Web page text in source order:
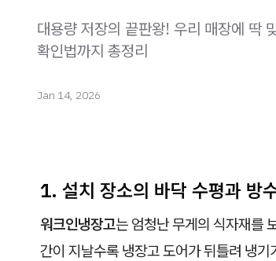
대용량 저장의 끝판왕! 우리 매장에 딱
확인법까지 총정리
Jan 14, 2026
1. 설치 장소의 바닥 수평과 방
워크인냉장고는 엄청난 무게의 식자재를
간이 지날수록 냉장고 도어가 뒤틀려 냉기